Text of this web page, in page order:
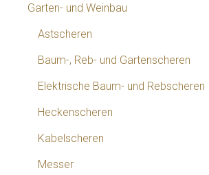
Garten- und Weinbau
Astscheren
Baum-, Reb- und Gartenscheren
Elektrische Baum- und Rebscheren
Heckenscheren
Kabelscheren
Messer